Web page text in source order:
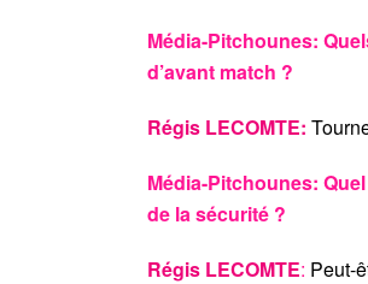
Média-Pitchounes:
d’avant match ?
Régis LECOMTE:
Média-Pitchounes:
de la sécurité ?
Régis LECOMTE: Peut-